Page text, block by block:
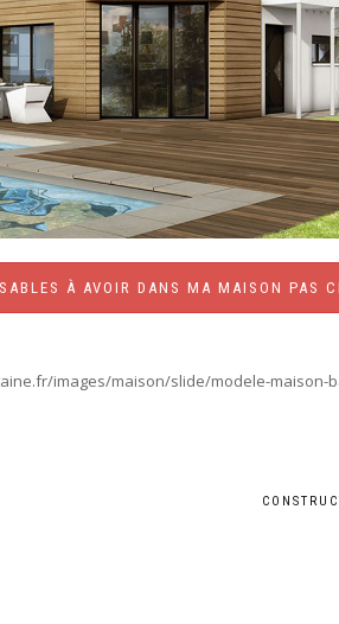
À AVOIR DANS MA MAISON PAS
images/maison/slide/modele-maison-